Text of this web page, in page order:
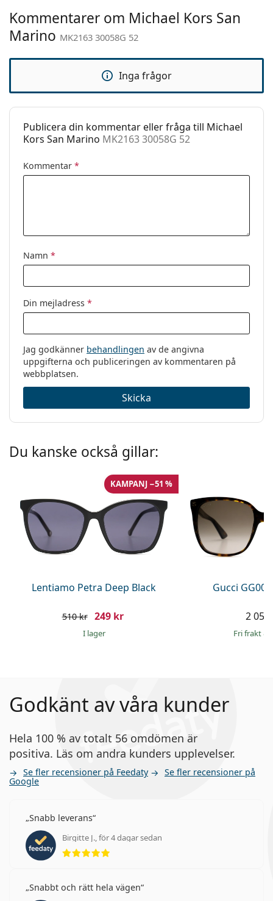
Kön:
Dam
Kategori:
Solglasögon
Varumärke:
Michael Kors
Enligt mode
Kommentarer om Michael Kors San
Marino MK2163 30058G 52
Inga frågor
Publicera din kommentar eller fråga till Michael
Kors San Marino MK2163 30058G 52
Kommentar *
Namn *
Din mejladress *
Jag godkänner behandlingen av de angivna
uppgifterna och publiceringen av kommentaren på
webbplatsen.
Skicka
Du kanske också gillar:
Lentiamo Petra Deep Black
KAMPANJ −51 %
510 kr 249 kr
I lager
Gucci
2
Fri frakt&
Godkänt av våra kunder
Hela 100 % av totalt 56 omdömen är
positiva. Läs om andra kunders upplevelser.
Se fler recensioner på Feedaty Se fler recensioner på
Google
Snabb leverans
Birgitte J., för 4 dagar sedan
Betyg 5 av 5
Snabbt och rätt hela vägen